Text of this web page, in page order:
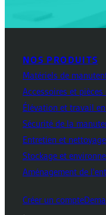
NOS PRODUITS
Matériels de
Accessoires et pièces
Élévation et travail
Sécurité de la
Entretien et
Stockage et
Aménagement de
Créer un compte